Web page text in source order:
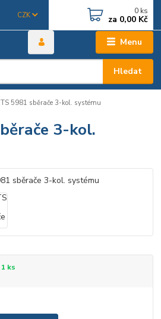
Menu
CZK
Hledat
0 ks
za 0,00 Kč
5981 sběrače 3-kol. systému
3-kol.
ks